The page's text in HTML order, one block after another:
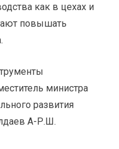
как в цехах и
повышать
министра
развития
А-Р.Ш.